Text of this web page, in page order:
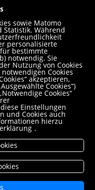
sowie Matomo
Statistik. Während
personalisierte
bestimmte
notwendig. Sie
Nutzung von Cookies
Cookies
akzeptieren,
Cookies“)
Cookies“
Einstellungen
und Cookies auch
hierzu
.